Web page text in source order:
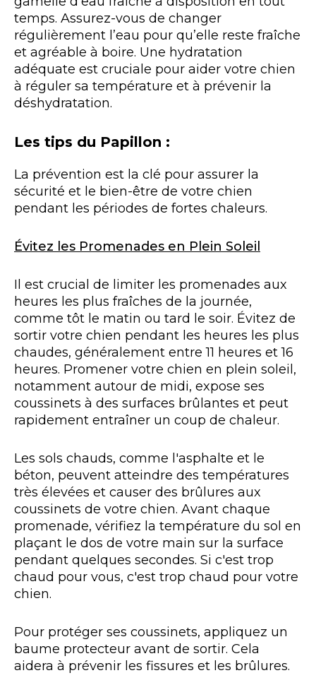
temps. Assurez-vous de changer
régulièrement l’eau pour qu’elle reste fraîche
et agréable à boire. Une hydratation
adéquate est cruciale pour aider votre chien
à réguler sa température et à prévenir la
déshydratation.
Les tips du Papillon :
La prévention est la clé pour assurer la
sécurité et le bien-être de votre chien
pendant les périodes de fortes chaleurs.
Évitez les Promenades en Plein Soleil
Il est crucial de limiter les promenades aux
heures les plus fraîches de la journée,
comme tôt le matin ou tard le soir. Évitez de
sortir votre chien pendant les heures les plus
chaudes, généralement entre 11 heures et 16
heures. Promener votre chien en plein soleil,
notamment autour de midi, expose ses
coussinets à des surfaces brûlantes et peut
rapidement entraîner un coup de chaleur.
Les sols chauds, comme l'asphalte et le
béton, peuvent atteindre des températures
très élevées et causer des brûlures aux
coussinets de votre chien. Avant chaque
promenade, vérifiez la température du sol en
plaçant le dos de votre main sur la surface
pendant quelques secondes. Si c'est trop
chaud pour vous, c'est trop chaud pour votre
chien.
Pour protéger ses coussinets, appliquez un
baume protecteur avant de sortir. Cela
aidera à prévenir les fissures et les brûlures.